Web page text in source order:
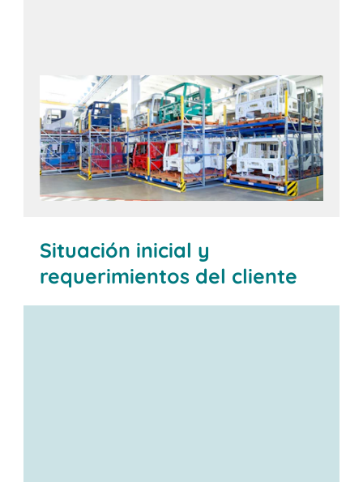
Situación inicial y
requerimientos del cliente